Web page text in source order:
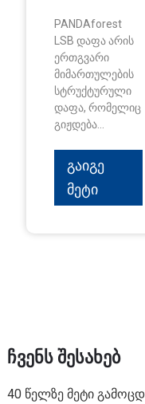
PANDAforest
LSB დაფა არის
ერთგვარი
მიმართულების
სტრუქტურული
დაფა, რომელიც
გიჟდება...
Გაიგე
Მეტი
Ჩვენს Შესახებ
40 წელზე მეტი